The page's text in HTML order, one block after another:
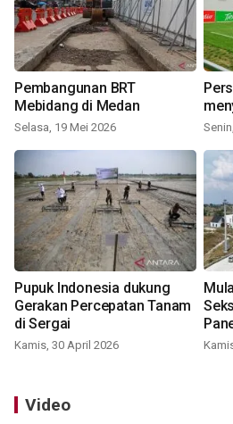
Pembangunan BRT
Mebidang di Medan
Selasa, 19 Mei 2026
Pupuk Indonesia dukung
Gerakan Percepatan Tanam
di Sergai
Kamis, 30 April 2026
Video